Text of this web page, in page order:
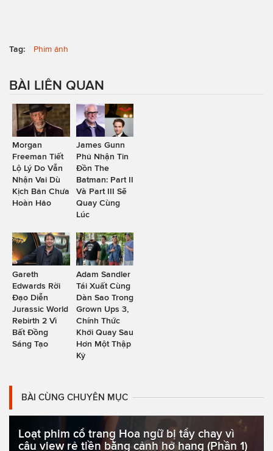
Tag: Phim ảnh
BÀI LIÊN QUAN
Morgan
Freeman Tiết
Lộ Lý Do Vẫn
Nhận Vai Dù
Kịch Bản Chưa
Hoàn Hảo
James Gunn
Phủ Nhận Tin
Đồn The
Batman: Part II
Và Part III Sẽ
Quay Cùng
Lúc
Gareth
Edwards Rời
Đạo Diễn
Jurassic World
Rebirth 2 Vì
Bất Đồng
Sáng Tạo
Adam Sandler
Tái Xuất Cùng
Dàn Sao Trong
Grown Ups 3,
Chính Thức
Khởi Quay Sau
Hơn Một Thập
Kỷ
BÀI CÙNG CHUYÊN MỤC
Loạt phim cổ trang Hoa ngữ bị tẩy chay vì
câu view rẻ tiền bằng cảnh hở hang (Phần 1)